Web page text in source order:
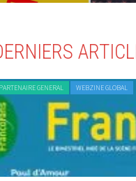
GENERAL WEBZINE GLOBAL